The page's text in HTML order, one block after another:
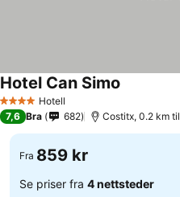
4 StjernerHotell
Hotel Can Simo
7,6 Bra 682 Costitx, 0.2 km
Fra 859 kr
Se priser fra 4 nettsteder